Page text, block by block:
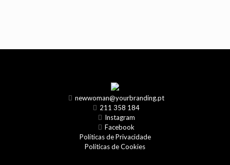
newwoman@yourbranding.pt
211 358 184
Instagram
Facebook
Políticas de Privacidade
Políticas de Cookies